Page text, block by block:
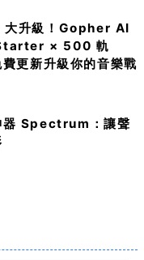
升級！Gopher AI
× 500 軌
更新升級你的音樂戰
器 Spectrum：讓聲